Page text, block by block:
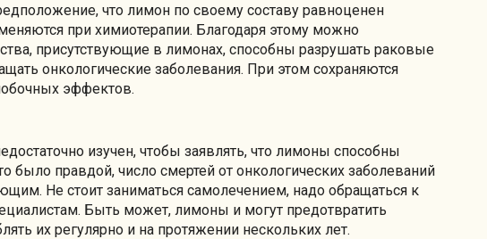
что лимон по своему составу равноценен
при химиотерапии. Благодаря этому можно
присутствующие в лимонах, способны разрушать раковые
онкологические заболевания. При этом сохраняются
эффектов.
изучен, чтобы заявлять, что лимоны способны
было правдой, число смертей от онкологических заболеваний
Не стоит заниматься самолечением, надо обращаться к
Быть может, лимоны и могут предотвратить
их регулярно и на протяжении нескольких лет.